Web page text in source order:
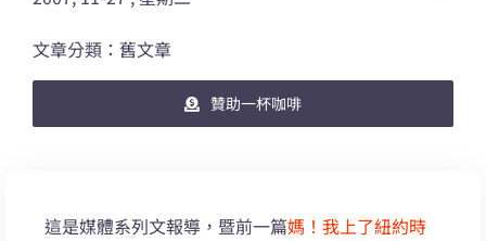
文章分類：舊文章
贊助一杯咖啡
這是媒體系列文報導，暨前一篇媽！我上了紐約時